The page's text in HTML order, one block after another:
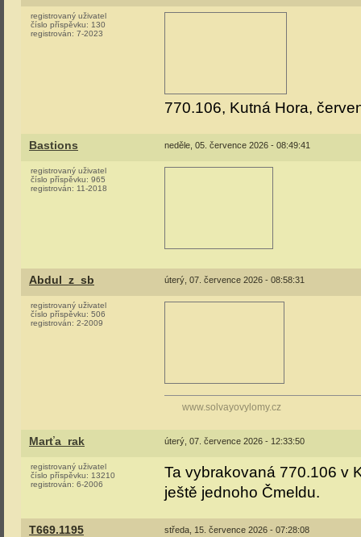
registrovaný uživatel
číslo příspěvku: 130
registrován: 7-2023
770.106, Kutná Hora,
Bastions neděle, 05. července 2026 - 08:49:41
registrovaný uživatel
číslo příspěvku: 965
registrován: 11-2018
Abdul_z_sb úterý, 07. července 2026 - 08:58:31
registrovaný uživatel
číslo příspěvku: 506
registrován: 2-2009
www.solvayovylomy.cz
Marťa_rak úterý, 07. července 2026 - 12:33:50
registrovaný uživatel
číslo příspěvku: 13210
registrován: 6-2006
Ta vybrakovaná 770.106 v
ještě jednoho Čmeldu.
T669.1195 středa, 15. července 2026 - 07:28:08